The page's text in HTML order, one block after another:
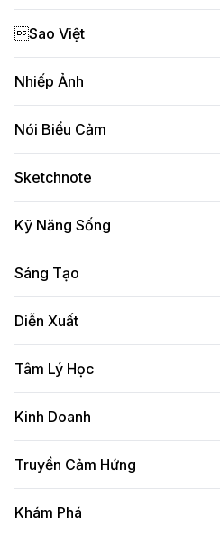
Sao Việt
Nhiếp Ảnh
Nói Biểu Cảm
Sketchnote
Kỹ Năng Sống
Sáng Tạo
Diễn Xuất
Tâm Lý Học
Kinh Doanh
Truyền Cảm Hứng
Khám Phá